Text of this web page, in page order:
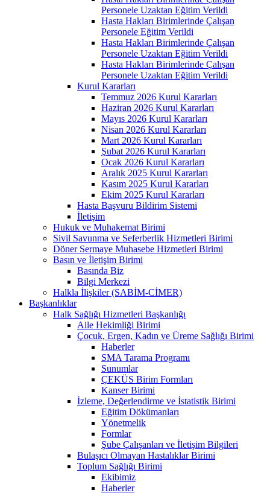
Personele Uzaktan Eğitim Verildi
Hasta Hakları Birimlerinde Çalışan
Personele Eğitim Verildi
Hasta Hakları Birimlerinde Çalışan
Personele Uzaktan Eğitim Verildi
Hasta Hakları Birimlerinde Çalışan
Personele Uzaktan Eğitim Verildi
Kurul Kararları
Temmuz 2026 Kurul Kararları
Haziran 2026 Kurul Kararları
Mayıs 2026 Kurul Kararları
Nisan 2026 Kurul Kararları
Mart 2026 Kurul Kararları
Şubat 2026 Kurul Kararları
Ocak 2026 Kurul Kararları
Aralık 2025 Kurul Kararları
Kasım 2025 Kurul Kararları
Ekim 2025 Kurul Kararları
Hasta Başvuru Bildirim Sistemi
İletişim
Hukuk ve Muhakemat Birimi
Sivil Savunma ve Seferberlik Hizmetleri Birimi
Döner Sermaye Muhasebe Hizmetleri Birimi
Basın ve İletişim Birimi
Basında Biz
Bilgi Merkezi
Halkla İlişkiler (SABİM-CİMER)
Başkanlıklar
Halk Sağlığı Hizmetleri Başkanlığı
Aile Hekimliği Birimi
Çocuk, Ergen, Kadın ve Üreme Sağlığı Birimi
Haberler
SMA Tarama Programı
Sunumlar
ÇEKÜS Birim Formları
Kanser Birimi
İzleme, Değerlendirme ve İstatistik Birimi
Eğitim Dökümanları
Yönetmelik
Formlar
Şube Çalışanları ve İletişim Bilgileri
Bulaşıcı Olmayan Hastalıklar Birimi
Toplum Sağlığı Birimi
Ekibimiz
Haberler